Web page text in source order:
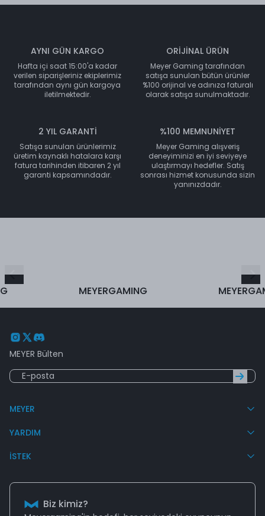
AYNI GÜN KARGO
Hafta içi saat 15:00'a kadar
verilen siparişleriniz ekiplerimiz
tarafından aynı gün kargoya
iletilmektedir.
ORİJİNAL ÜRÜN
Meyer Gaming tarafından
satışa sunulan bütün ürünler
%100 orijinal ve adınıza faturalı
olarak satışa sunulmaktadır.
2 YIL GARANTİ
Satışa sunulan ürünlerimiz
üretim kaynaklı hatalara karşı
fatura tarihinden itibaren 2 yıl
garanti kapsamındadır.
%100 MEMNUNİYET
Meyer Gaming alışveriş
deneyiminizi en iyi seviyeye
ulaştırmayı hedefler. Satış
sonrası hizmet konusunda sizin
yanınızdadır.
MEYERGAMING
MEYER Bülten
MEYER
YARDIM
İSTEK
Biz kimiz?